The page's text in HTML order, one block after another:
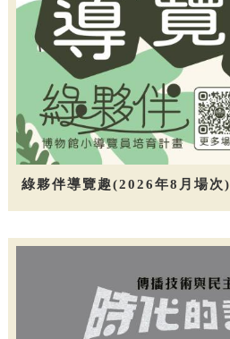
綠夥伴導覽趣(2026年8月場次)